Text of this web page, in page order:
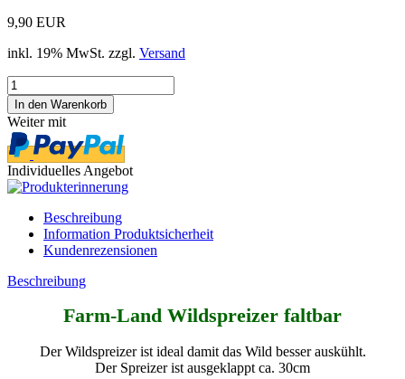
9,90 EUR
inkl. 19% MwSt. zzgl. Versand
Weiter mit
Individuelles Angebot
Beschreibung
Information Produktsicherheit
Kundenrezensionen
Beschreibung
Farm-Land Wildspreizer faltbar
Der Wildspreizer ist ideal damit das Wild besser auskühlt.
Der Spreizer ist ausgeklappt ca. 30cm